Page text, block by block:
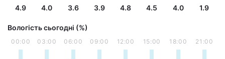
4.9 4.0 3.6 3.9 4.8 4.5 4.0 1.9
Вологість сьогодні (%)
00:00 03:00 06:00 09:00 12:00 15:00 18:00 21:00